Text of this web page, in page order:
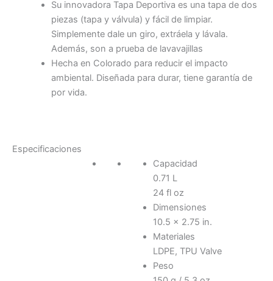
Su innovadora Tapa Deportiva es una tapa de dos
piezas (tapa y válvula) y fácil de limpiar.
Simplemente dale un giro, extráela y lávala.
Además, son a prueba de lavavajillas
Hecha en Colorado para reducir el impacto
ambiental. Diseñada para durar, tiene garantía de
por vida.
Especificaciones
Capacidad
0.71 L
24 fl oz
Dimensiones
10.5 x 2.75 in.
Materiales
LDPE, TPU Valve
Peso